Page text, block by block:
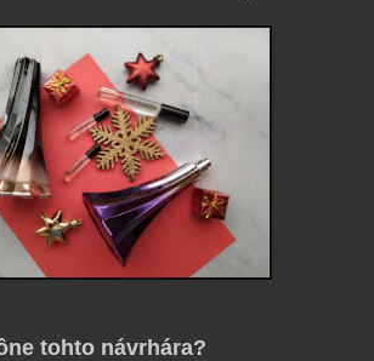
tohto návrhára?